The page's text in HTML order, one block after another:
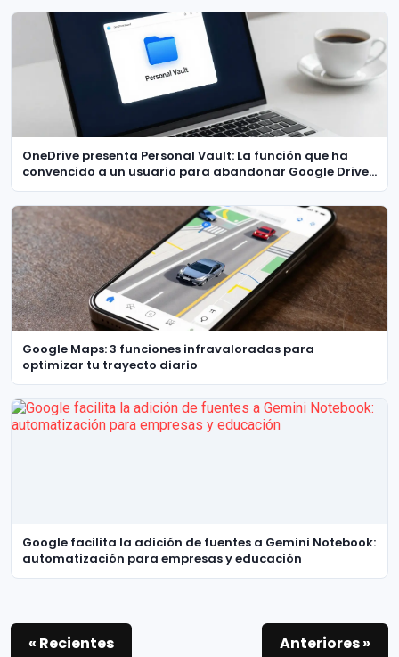
OneDrive presenta Personal Vault: La función que ha
convencido a un usuario para abandonar Google Drive,
Dropbox y Nextcloud
Google Maps: 3 funciones infravaloradas para
optimizar tu trayecto diario
Google facilita la adición de fuentes a Gemini Notebook:
automatización para empresas y educación
« Recientes Anteriores »